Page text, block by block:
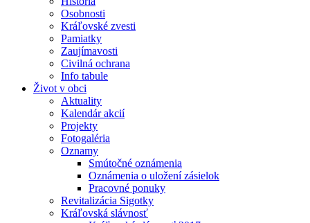
Osobnosti
Kráľovské zvesti
Pamiatky
Zaujímavosti
Civilná ochrana
Info tabule
Život v obci
Aktuality
Kalendár akcií
Projekty
Fotogaléria
Oznamy
Smútočné oznámenia
Oznámenia o uložení zásielok
Pracovné ponuky
Revitalizácia Sigotky
Kráľovská slávnosť